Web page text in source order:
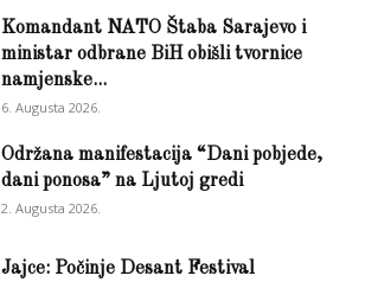
Komandant NATO Štaba Sarajevo i
ministar odbrane BiH obišli tvornice
namjenske...
6. Augusta 2026.
Održana manifestacija “Dani pobjede,
dani ponosa” na Ljutoj gredi
2. Augusta 2026.
Jajce: Počinje Desant Festival